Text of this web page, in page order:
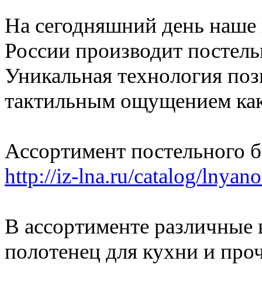
На сегодняшний день наше
России производит
Уникальная технология
тактильным ощущением
Ассортимент постельного
http://iz-lna.ru/catalog/
В ассортименте различные
полотенец для кухни и